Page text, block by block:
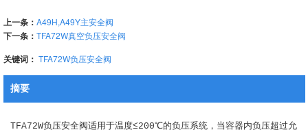
上一条： A49H,A49Y主安全阀
下一条： TFA72W真空负压安全阀
关键词： TFA72W负压安全阀
摘要
TFA72W负压安全阀适用于温度≤200℃的负压系统，当容器内负压超过允